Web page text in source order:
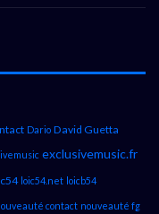
Dario David Guetta
exclusivemusic.fr
loic54.net loicb54
contact nouveauté fg